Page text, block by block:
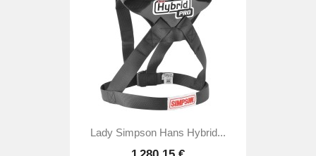
Lady Simpson Hans Hybrid...